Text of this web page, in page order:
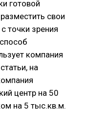
готовой
свои
точки зрения
компания
на
центр на 50
на 5 тыс.кв.м.